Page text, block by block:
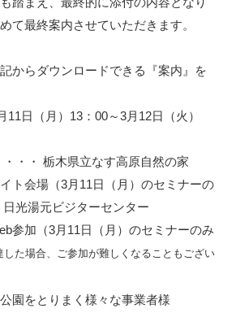
て最終案内させていただきます。
からダウンロードできる『案内』を
11日（月）13：00～3月12日（火）
・ 栃木県立なす高原自然の家
（3月11日（月）のセミナーの
光湯元ビジターセンター
3月11日（月）のセミナーのみ
た場合、ご参加が難しくなることもござい
をとりまく様々な事業者様